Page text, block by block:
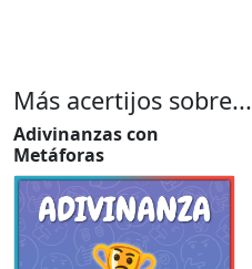
Más acertijos sobre...
Adivinanzas con
Metáforas